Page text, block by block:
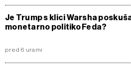
Je Trump s klici Warsha
monetarno politiko Feda?
pred 6 urami